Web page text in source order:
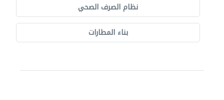
نظام الصرف الصحي
بناء المطارات